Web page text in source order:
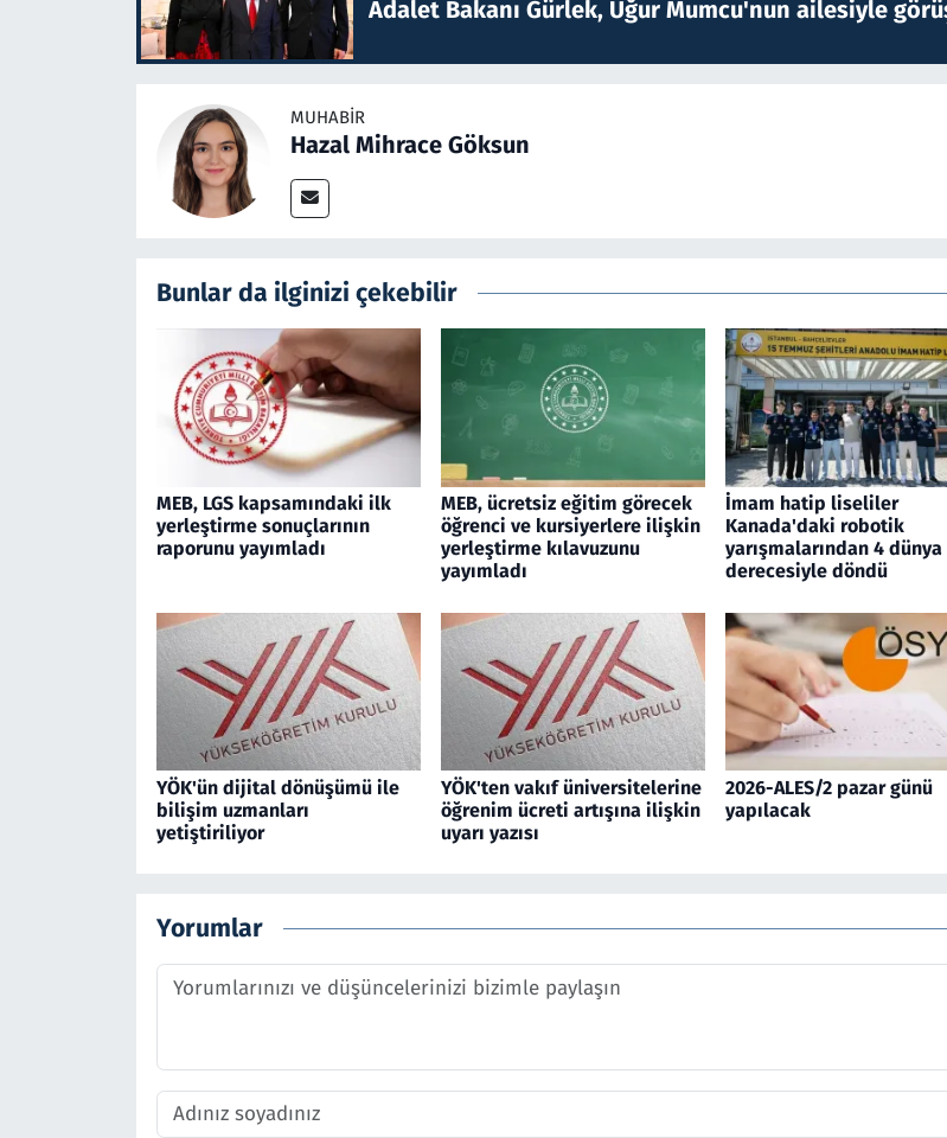
Adalet Bakanı Gürlek, Uğur Mumcu'nun ailesiyle
MUHABIR
Hazal Mihrace Göksun
Bunlar da ilginizi çekebilir
MEB, LGS kapsamındaki ilk
yerleştirme sonuçlarının
raporunu yayımladı
MEB, ücretsiz eğitim görecek
öğrenci ve kursiyerlere ilişkin
yerleştirme kılavuzunu
yayımladı
İmam hatip liseliler
Kanada'daki robotik
yarışmalarından 4 dünya
derecesiyle döndü
YÖK'ün dijital dönüşümü ile
bilişim uzmanları
yetiştiriliyor
YÖK'ten vakıf üniversitelerine
öğrenim ücreti artışına ilişkin
uyarı yazısı
2026-ALES/2 pazar günü
yapılacak
Yorumlar